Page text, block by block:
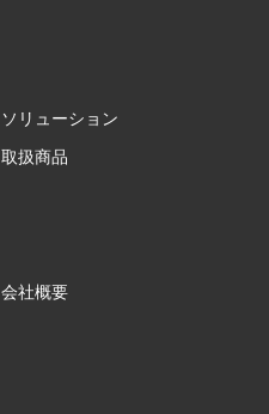
ソリューション
取扱商品
会社概要